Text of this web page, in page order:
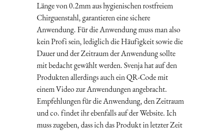
Länge von 0.2mm aus hygienischen rostfreiem
Chirguenstahl, garantieren eine sichere
Anwendung. Für die Anwendung muss man also
kein Profi sein, lediglich die Häufigkeit sowie die
Dauer und der Zeitraum der Anwendung sollte
mit bedacht gewählt werden. Svenja hat auf den
Produkten allerdings auch ein QR-Code mit
einem Video zur Anwendungen angebracht.
Empfehlungen für die Anwendung, den Zeitraum
und co. findet ihr ebenfalls auf der Website. Ich
muss zugeben, dass ich das Produkt in letzter Zeit